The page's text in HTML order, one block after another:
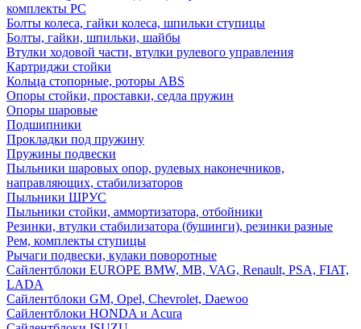
комплекты РС
Болты колеса, гайки колеса, шпильки ступицы
Болты, гайки, шпильки, шайбы
Втулки ходовой части, втулки рулевого управления
Картриджи стойки
Кольца стопорные, роторы ABS
Опоры стойки, проставки, седла пружин
Опоры шаровые
Подшипники
Прокладки под пружину
Пружины подвески
Пыльники шаровых опор, рулевых наконечников,
направляющих, стабилизаторов
Пыльники ШРУС
Пыльники стойки, аммортизатора, отбойники
Резинки, втулки стабилизатора (бушинги), резинки разные
Рем, комплекты ступицы
Рычаги подвески, кулаки поворотные
Сайлентблоки EUROPE BMW, MB, VAG, Renault, PSA, FIAT,
LADA
Сайлентблоки GM, Opel, Chevrolet, Daewoo
Сайлентблоки HONDA и Acura